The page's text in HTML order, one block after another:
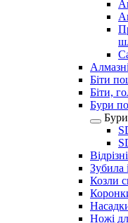
Біти
Біти,
Бури
Зубила
Козли
Ножі